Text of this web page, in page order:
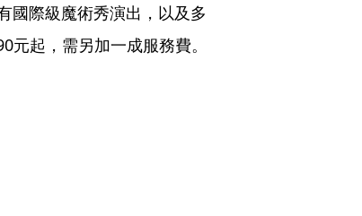
國際級魔術秀演出，以及多
起，需另加一成服務費。